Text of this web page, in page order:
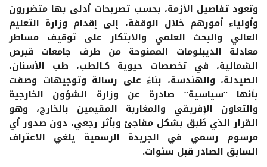
وتعود تفاصيل الأزمة، بحسب تصريحات أدلى بها متضررون
وأولياء أمورهم خلال الوقفة، إلى إقدام وزارة التعليم
العالي والبحث العلمي والابتكار على توقيف مساطر
معادلة الديبلومات الممنوحة من طرف جامعات قبرص
الشمالية، في تخصصات حيوية كـالطب، طب الأسنان،
الصيدلة، والهندسة، بناءً على رسالة وتوجيهات وصفت
بأنها “سياسية” صادرة عن وزارة الشؤون الخارجية
والتعاون الإفريقي والمغاربة المقيمين بالخارج، وهو
القرار الذي طُبق بشكل مفاجئ وبأثر رجعي، دون صدور أي
مرسوم رسمي في الجريدة الرسمية يلغي الاعتراف
السابق الصادر قبل سنوات.